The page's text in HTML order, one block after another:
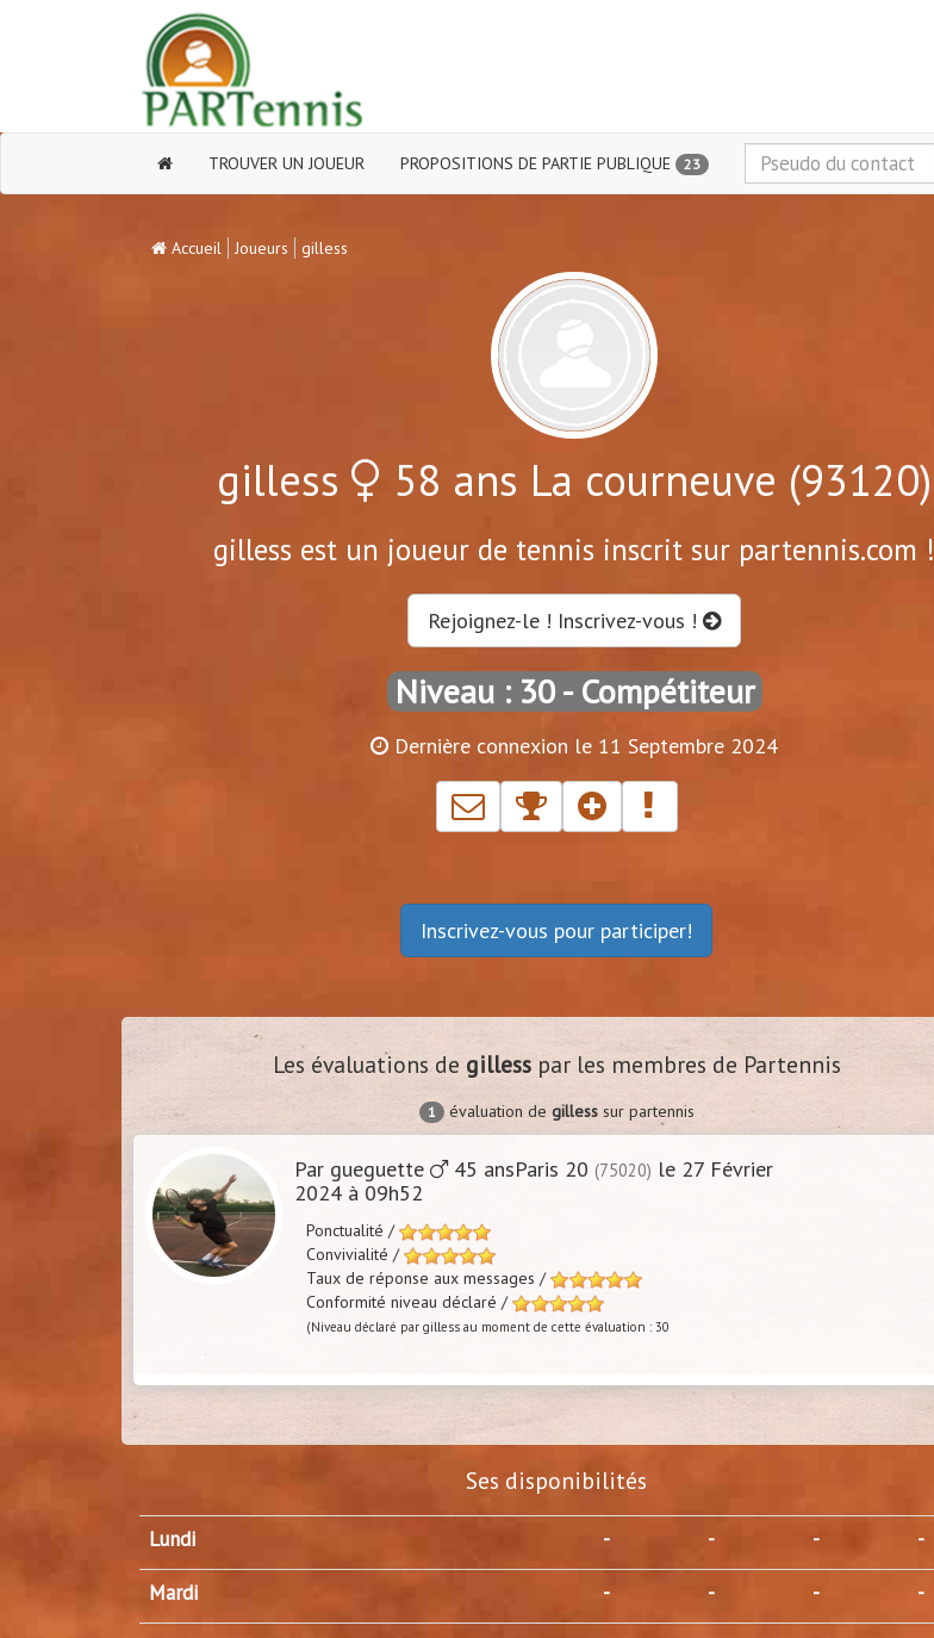
TROUVER UN JOUEUR PROPOSITIONS DE PARTIE PUBLIQUE 23
Accueil Joueurs gilless
gilless 58 ans La courneuve (93120)
gilless est un joueur de tennis inscrit sur partennis.com !
Rejoignez-le ! Inscrivez-vous !
Niveau : 30- Compétiteur
Dernière connexion le 11 Septembre 2024
Inscrivez-vous pour participer!
Les évaluations de gillesspar les membres de Partennis
1 évaluation de gillesssur partennis
Par gueguette 45 ansParis 20 (75020) le 27 Février
2024 à 09h52
Ponctualité /
Convivialité /
Taux de réponse aux messages /
Conformité niveau déclaré /
(Niveau déclaré par gilless au moment de cette évaluation : 30
Ses disponibilités
Lundi - - - -
Mardi - - - -